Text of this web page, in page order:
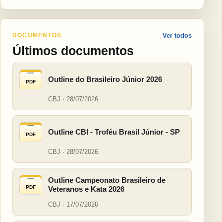
DOCUMENTOS
Últimos documentos
Ver todos
PDF Outline do Brasileiro Júnior 2026
CBJ · 28/07/2026
PDF Outline CBI - Troféu Brasil Júnior - SP
CBJ · 28/07/2026
PDF
Outline Campeonato Brasileiro de
Veteranos e Kata 2026
CBJ · 17/07/2026